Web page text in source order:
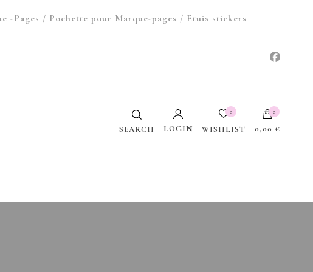
-Pages / Pochette pour Marque-pages / Etuis stickers
SEARCH LOGIN
0
WISHLIST
0
0,00 €